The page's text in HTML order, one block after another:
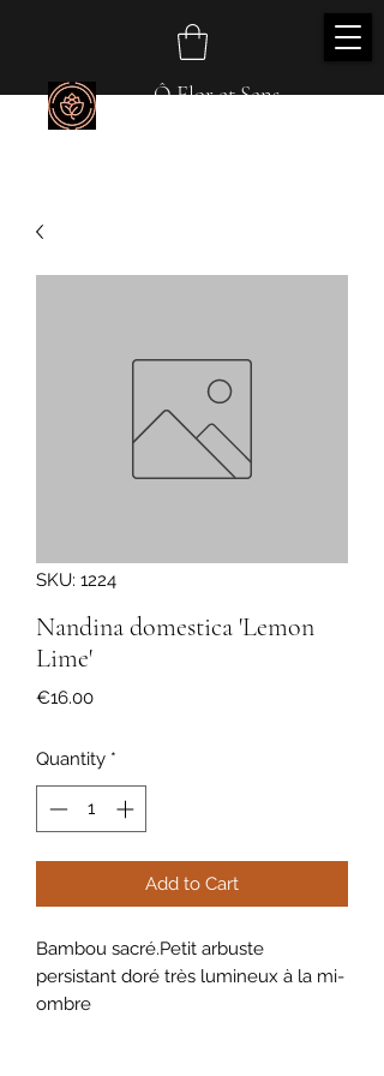
Ô Flor et Sens
SKU: 1224
Nandina domestica 'Lemon
Lime'
€16.00Price
Quantity *
Add to Cart
Bambou sacré.Petit arbuste
persistant doré très lumineux à la mi-
ombre